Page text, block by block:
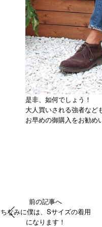
是非、如何でしょう！
大人買いされる強者など
お早めの御購入をお勧め
前の記事へ
ちなみに僕は、Sサイズの着用
になります！